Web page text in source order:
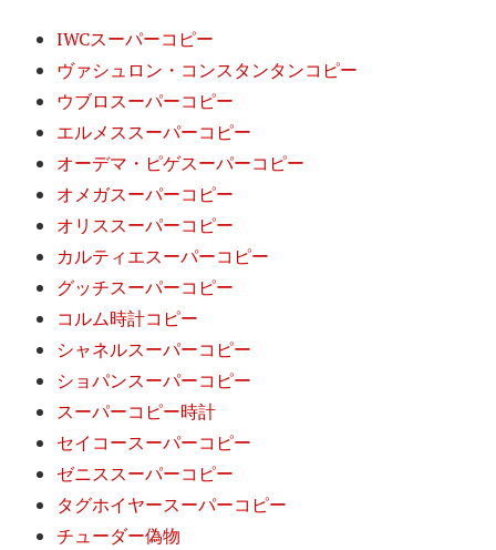
IWCスーパーコピー
ヴァシュロン・コンスタンタンコピー
ウブロスーパーコピー
エルメススーパーコピー
オーデマ・ピゲスーパーコピー
オメガスーパーコピー
オリススーパーコピー
カルティエスーパーコピー
グッチスーパーコピー
コルム時計コピー
シャネルスーパーコピー
ショパンスーパーコピー
スーパーコピー時計
セイコースーパーコピー
ゼニススーパーコピー
タグホイヤースーパーコピー
チューダー偽物